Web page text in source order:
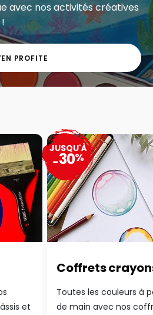
avec nos activités créatives
PROFITE
et
Coffrets
Toutes les couleurs à
de main avec nos
JUSQU'À
-30%